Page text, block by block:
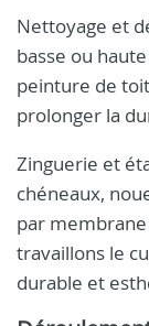
Nettoyage et
basse ou
peinture de
prolonger la
Zinguerie et
chéneaux,
par
travaillons le
durable et